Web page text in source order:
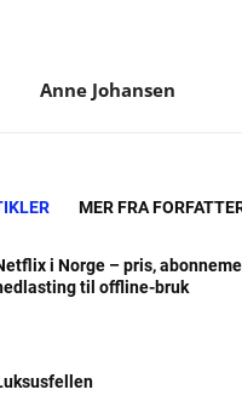
Anne Johansen
MER FRA
i Norge – pris,
til offline-bruk